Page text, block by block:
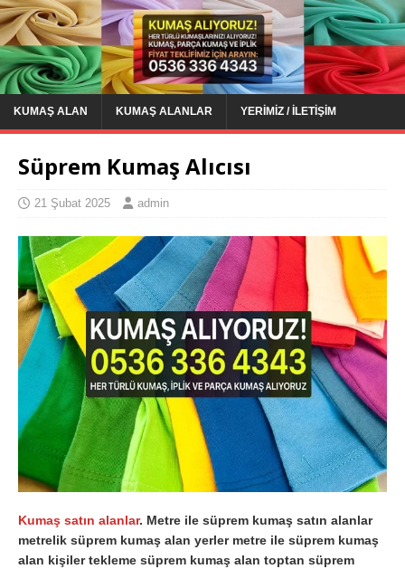
KUMAŞ ALAN KUMAŞ ALANLAR YERIMIZ / İLETIŞIM
Süprem Kumaş Alıcısı
21 Şubat 2025 admin
Kumaş satın alanlar. Metre ile süprem kumaş satın alanlar
metrelik süprem kumaş alan yerler metre ile süprem kumaş
alan kişiler tekleme süprem kumaş alan toptan süprem